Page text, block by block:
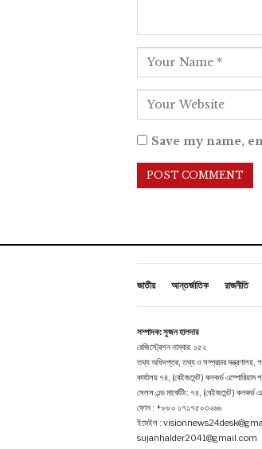
Save my name,
জাতীয় আন্তর্জাতিক রাজনীতি
সম্পাদক: সুজন হালদার
রেজিস্ট্রেশন নাম্বার: ১৫২
তথ্য অধিদপ্তর, তথ্য ও সম্প্রচার মন্ত্রণালয়,
কার্যালয় ৭৪, (বেইজমেন্ট ) কনকর্ড এম্পোরিয়াম
সেলস এন্ড মার্কেটিং: ৭৪, (বেইজমেন্ট ) কনকর্ড
ফোন : +৮৮০ ১৭১৭৫০৩২৬৬
ইমেইল :
sujanhalder2041@gmail.com